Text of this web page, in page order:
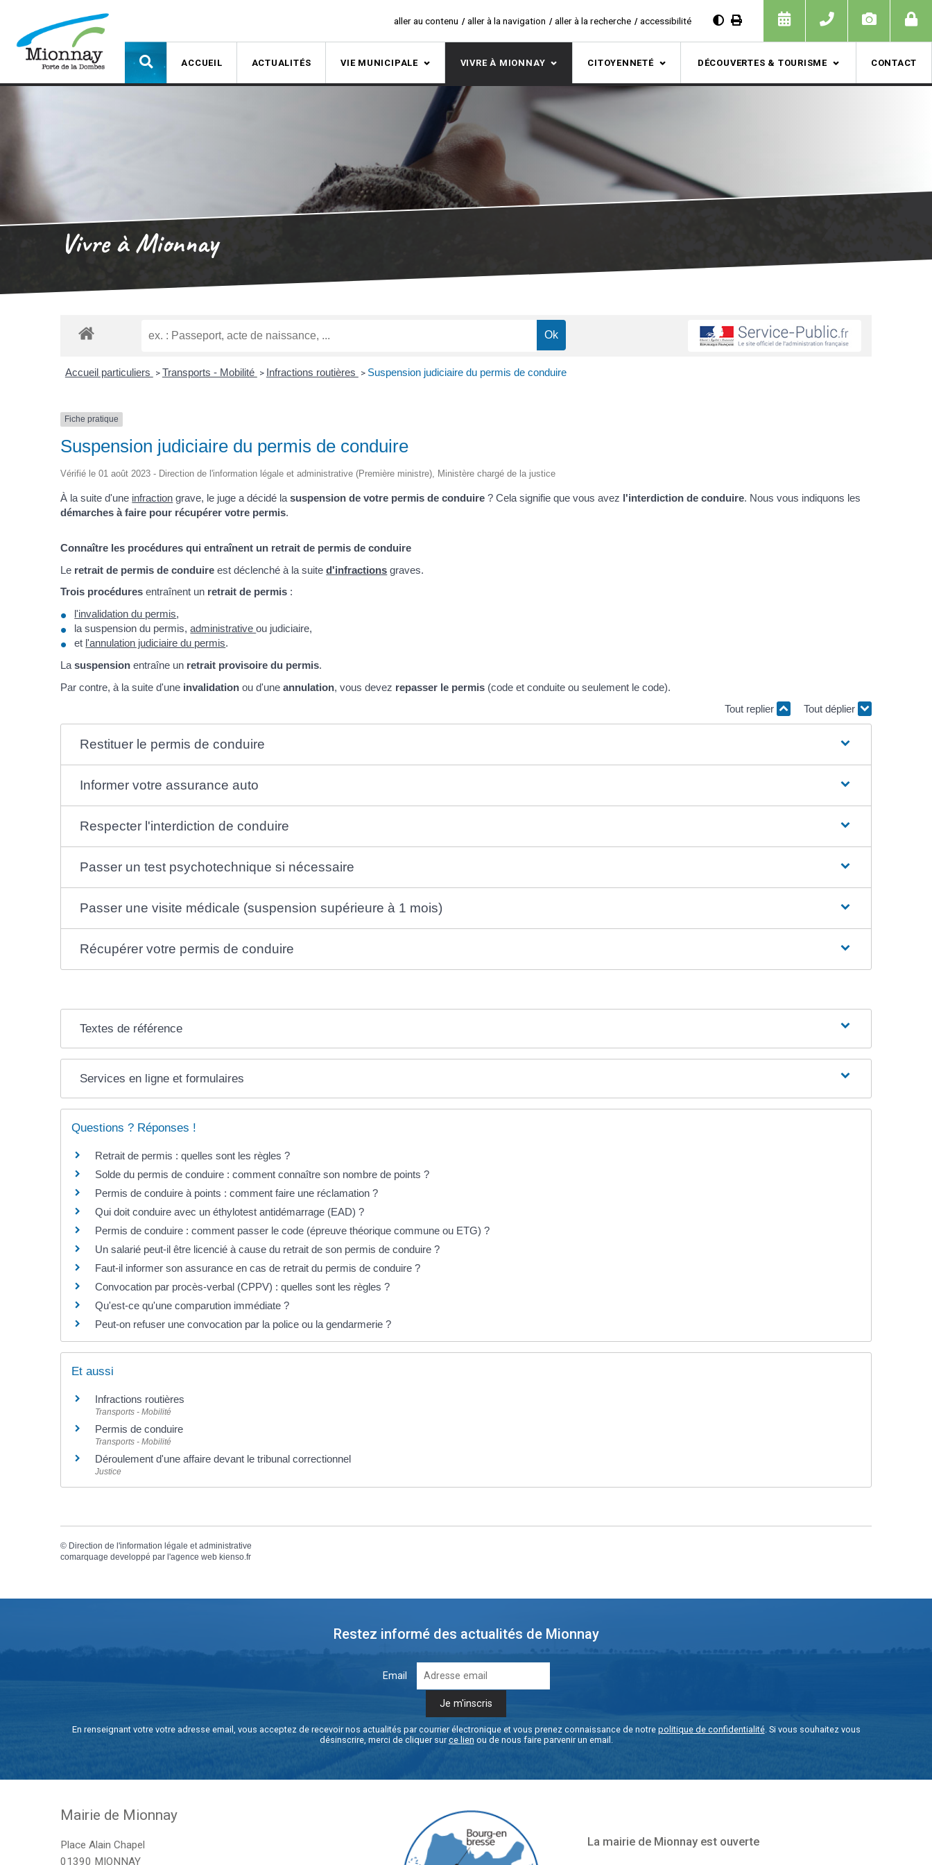
aller au contenu aller à la navigation aller à la recherche accessibilité
ACCUEIL ACTUALITÉS VIE MUNICIPALE VIVRE À MIONNAY CITOYENNETÉ DÉCOUVERTES & TOURISME CONTACT
Vivre à Mionnay
Accueil particuliers > Transports - Mobilité > Infractions routières > Suspension judiciaire du permis de conduire
Fiche pratique
Suspension judiciaire du permis de conduire
Vérifié le 01 août 2023 - Direction de l'information légale et administrative (Première ministre), Ministère chargé de la justice
À la suite d'une infraction grave, le juge a décidé lasuspension de votre permis de conduire ? Cela signifie que vous avez l'interdiction de conduire. Nous vous indiquons les
démarches à faire pour récupérer votre permis.
Connaître les procédures qui entraînent un retrait de permis de conduire
Le retrait de permis de conduire est déclenché à la suited'infractions graves.
Trois procédures entraînent un retrait de permis :
l'invalidation du permis,
la suspension du permis,administrativeou judiciaire,
et l'annulation judiciaire du permis.
Lasuspension entraîne un retrait provisoire du permis.
Par contre, à la suite d'une invalidation ou d'uneannulation, vous devez repasser le permis (code et conduite ou seulement le code).
Tout replier
Tout déplier
Restituer le permis de conduire
Informer votre assurance auto
Respecter l'interdiction de conduire
Passer un test psychotechnique si nécessaire
Passer une visite médicale (suspension supérieure à 1 mois)
Récupérer votre permis de conduire
Textes de référence
Services en ligne et formulaires
Questions ? Réponses !
Retrait de permis : quelles sont les règles ?
Solde du permis de conduire : comment connaître son nombre de points ?
Permis de conduire à points : comment faire une réclamation ?
Qui doit conduire avec un éthylotest antidémarrage (EAD) ?
Permis de conduire : comment passer le code (épreuve théorique commune ou ETG) ?
Un salarié peut-il être licencié à cause du retrait de son permis de conduire ?
Faut-il informer son assurance en cas de retrait du permis de conduire ?
Convocation par procès-verbal (CPPV) : quelles sont les règles ?
Qu'est-ce qu'une comparution immédiate ?
Peut-on refuser une convocation par la police ou la gendarmerie ?
Et aussi
Infractions routières
Transports - Mobilité
Permis de conduire
Transports - Mobilité
Déroulement d'une affaire devant le tribunal correctionnel
Justice
© Direction de l'information légale et administrative
comarquage developpé par l'agence web kienso.fr
Restez informé des actualités de Mionnay
Email
En renseignant votre votre adresse email, vous acceptez de recevoir nos actualités par courrier électronique et vous prenez connaissance de notre politique de confidentialité. Si vous souhaitez vous
désinscrire, merci de cliquer surce lien ou de nous faire parvenir un email.
Mairie de Mionnay
Place Alain Chapel
01390 MIONNAY
La mairie de Mionnay est ouverte